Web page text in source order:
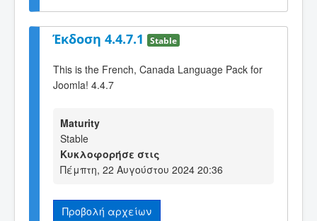
Έκδοση 4.4.7.1 Stable
This is the French, Canada Language Pack for
Joomla! 4.4.7
Maturity
Stable
Κυκλοφορήσε στις
Πέμπτη, 22 Αυγούστου 2024 20:36
Προβολή αρχείων